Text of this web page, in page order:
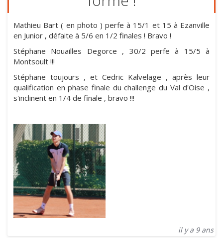
Mathieu Bart ( en photo ) perfe à 15/1 et 15 à Ezanville
en Junior , défaite à 5/6 en 1/2 finales ! Bravo !
Stéphane Nouailles Degorce , 30/2 perfe à 15/5 à
Montsoult !!!
Stéphane toujours , et Cedric Kalvelage , après leur
qualification en phase finale du challenge du Val d'Oise ,
s'inclinent en 1/4 de finale , bravo !!!
il y a 9 ans